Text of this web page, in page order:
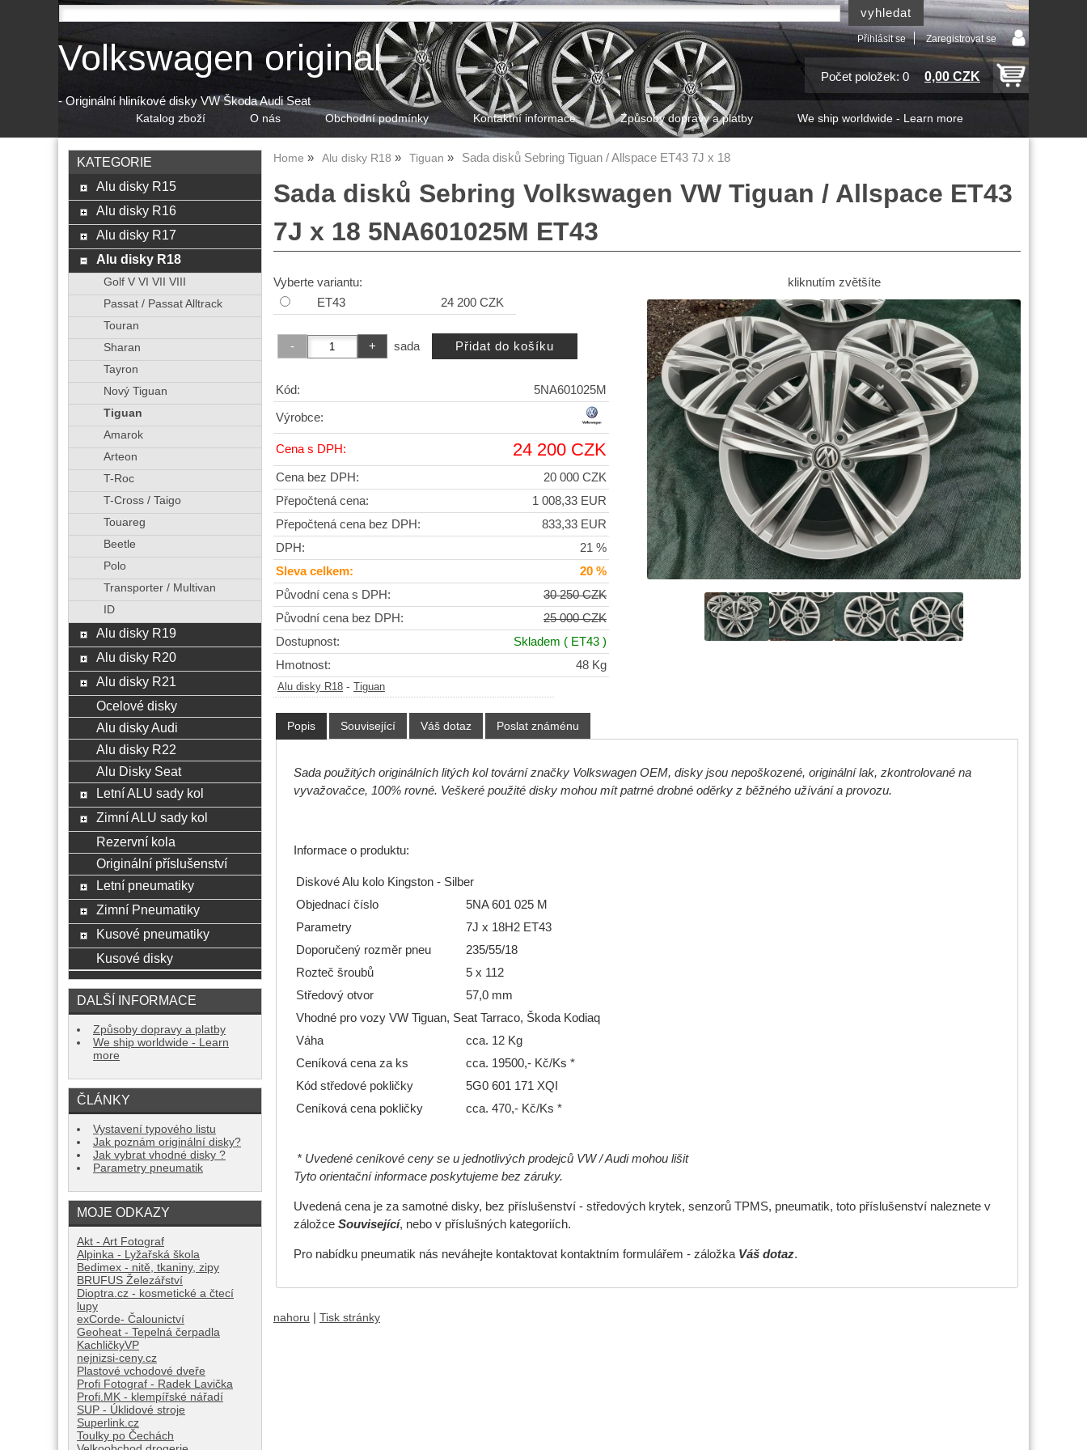
Přihlásit se Zaregistrovat se
Počet položek: 0 0,00 CZK
Volkswagen original
- Originální hliníkové disky VW Škoda Audi Seat
Katalog zboží O nás Obchodní podmínky Kontaktní informace Způsoby dopravy a platby We ship worldwide - Learn more
Home Alu disky R18 Tiguan Sada disků Sebring Tiguan / Allspace ET43 7J x 18
Sada disků Sebring Volkswagen VW Tiguan / Allspace ET43
7J x 18 5NA601025M ET43
kliknutím zvětšíte
Vyberte variantu:
ET43
24 200 CZK
sada
Kód: 5NA601025M
Výrobce:
Cena s DPH: 24 200 CZK
Cena bez DPH:
20 000 CZK
Přepočtená cena:
1 008,33 EUR
Přepočtená cena bez DPH:
833,33 EUR
DPH:
21 %
Sleva celkem:
20 %
Původní cena s DPH:
30 250 CZK
Původní cena bez DPH:
25 000 CZK
Dostupnost:
Skladem ( ET43 )
Hmotnost:
48 Kg
Alu disky R18 - Tiguan
Popis Související Váš dotaz Poslat známénu
Sada použitých originálních litých kol tovární značky Volkswagen OEM, disky jsou nepoškozené, originální lak, zkontrolované na
vyvažovačce, 100% rovné. Veškeré použité disky mohou mít patrné drobné oděrky z běžného užívání a provozu.
Informace o produktu:
Diskové Alu kolo Kingston - Silber
Objednací číslo
5NA 601 025 M
Parametry
7J x 18H2 ET43
Doporučený rozměr pneu
235/55/18
Rozteč šroubů
5 x 112
Středový otvor
57,0 mm
Vhodné pro vozy VW Tiguan, Seat Tarraco, Škoda Kodiaq
Váha
cca. 12 Kg
Ceníková cena za ks
cca. 19500,- Kč/Ks *
Kód středové pokličky
5G0 601 171 XQI
Ceníková cena pokličky
cca. 470,- Kč/Ks *
* Uvedené ceníkové ceny se u jednotlivých prodejců VW / Audi mohou lišit
Tyto orientační informace poskytujeme bez záruky.
Uvedená cena je za samotné disky, bez příslušenství - středových krytek, senzorů TPMS, pneumatik, toto příslušenství naleznete v
záložce Související, nebo v příslušných kategoriích.
Pro nabídku pneumatik nás neváhejte kontaktovat kontaktním formulářem - záložka Váš dotaz.
nahoru Tisk stránky
KATEGORIE
Alu disky R15
Alu disky R16
Alu disky R17
Alu disky R18
Golf V VI VII VIII
Passat / Passat Alltrack
Touran
Sharan
Tayron
Nový Tiguan
Tiguan
Amarok
Arteon
T-Roc
T-Cross / Taigo
Touareg
Beetle
Polo
Transporter / Multivan
ID
Alu disky R19
Alu disky R20
Alu disky R21
Ocelové disky
Alu disky Audi
Alu disky R22
Alu Disky Seat
Letní ALU sady kol
Zimní ALU sady kol
Rezervní kola
Originální příslušenství
Letní pneumatiky
Zimní Pneumatiky
Kusové pneumatiky
Kusové disky
DALŠÍ INFORMACE
Způsoby dopravy a platby
We ship worldwide - Learn
more
ČLÁNKY
Vystavení typového listu
Jak poznám originální disky?
Jak vybrat vhodné disky ?
Parametry pneumatik
MOJE ODKAZY
Akt - Art Fotograf
Alpinka - Lyžařská škola
Bedimex - nitě, tkaniny, zipy
BRUFUS Železářství
Dioptra.cz - kosmetické a čtecí
lupy
exCorde- Čalounictví
Geoheat - Tepelná čerpadla
KachličkyVP
nejnizsi-ceny.cz
Plastové vchodové dveře
Profi Fotograf - Radek Lavička
Profi.MK - klempířské nářadí
SUP - Úklidové stroje
Superlink.cz
Toulky po Čechách